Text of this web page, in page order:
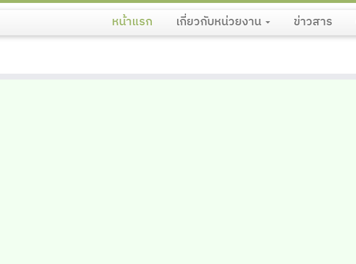
หน้าแรก เกี่ยวกับหน่วยงาน ข่าวสาร